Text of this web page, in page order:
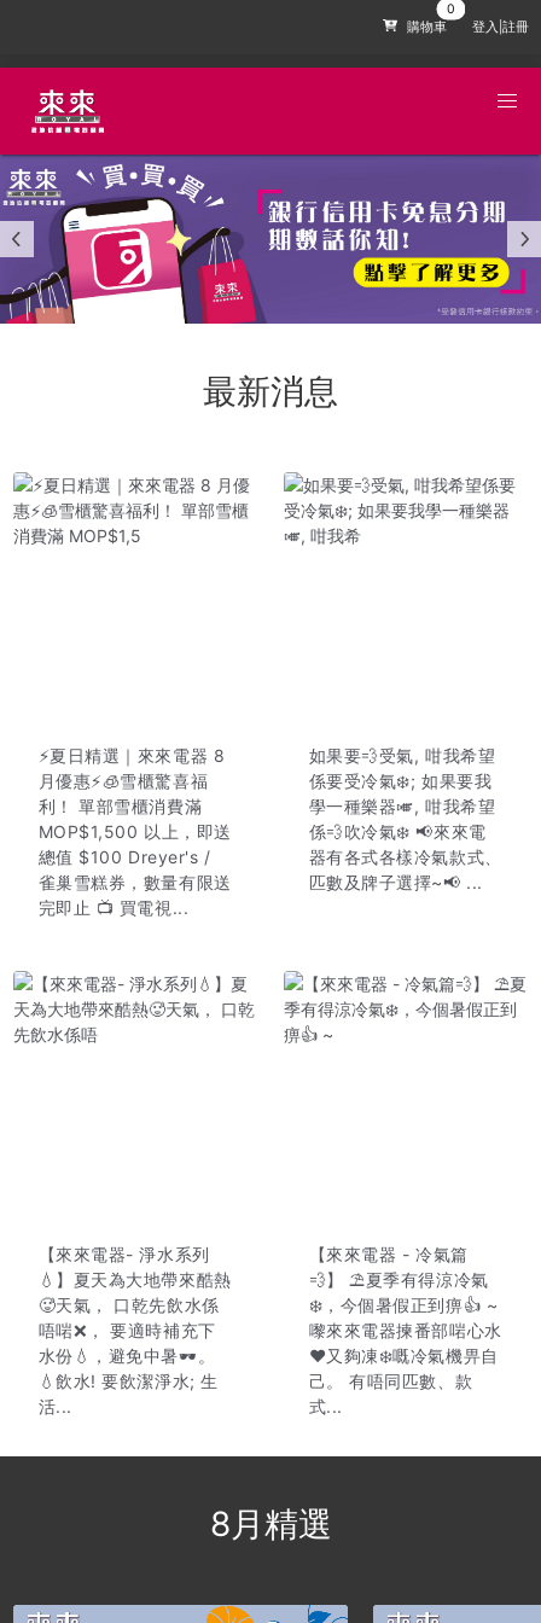
購物車 登入|註冊
最新消息
⚡夏日精選｜來來電器 8
月優惠⚡🧊雪櫃驚喜福
利！ 單部雪櫃消費滿
MOP$1,500 以上，即送
總值 $100 Dreyer's /
雀巢雪糕券，數量有限送
完即止 📺 買電視...
如果要💨受氣, 咁我希望
係要受冷氣❄️; 如果要我
學一種樂器🎺, 咁我希望
係💨吹冷氣❄️ 📢來來電
器有各式各樣冷氣款式、
匹數及牌子選擇~📢 ...
【來來電器- 淨水系列
💧】夏天為大地帶來酷熱
🥵天氣， 口乾先飲水係
唔啱❌， 要適時補充下
水份💧，避免中暑🕶️。
💧飲水! 要飲潔淨水; 生
活...
【來來電器 - 冷氣篇
💨】 ⛱️夏季有得涼冷氣
❄️，今個暑假正到痹👍 ~
嚟來來電器揀番部啱心水
❤又夠凍❄️嘅冷氣機畀自
己。 有唔同匹數、款
式...
8月精選